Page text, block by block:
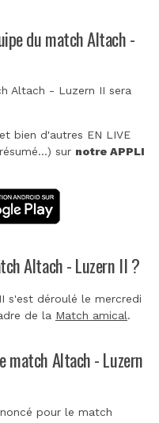
du match Altach -
Altach - Luzern II sera
bien d'autres EN LIVE
sur notre APPLI
Altach - Luzern II ?
s'est déroulé le mercredi
de la Match amical.
match Altach - Luzern
pour le match